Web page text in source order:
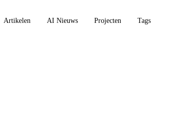
Artikelen AI Nieuws Projecten Tags